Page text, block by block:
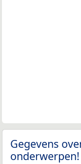
Gegevens
onderwerpen!